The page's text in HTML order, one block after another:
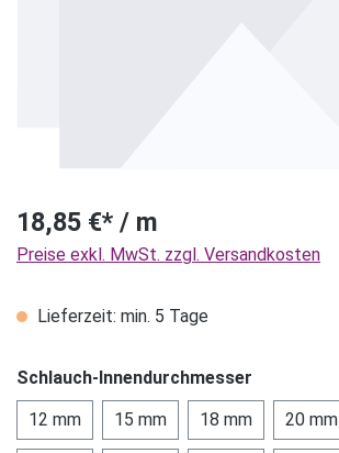
18,85 €* / m
Preise exkl. MwSt. zzgl. Versandkosten
Lieferzeit: min. 5 Tage
Schlauch-Innendurchmesser
12 mm
15 mm 18 mm 20 mm